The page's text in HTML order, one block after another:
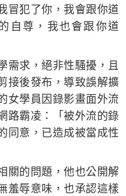
冒犯了你，我會跟你道
自尊，我也會跟你道
需求，絕非性騷擾，且
接後發布，導致誤解擴
女學員因錄影畫面外流
路霸凌：「被外流的錄
同意，已造成被當成性
關的問題，他也公開解
羞辱意味，也承認這樣